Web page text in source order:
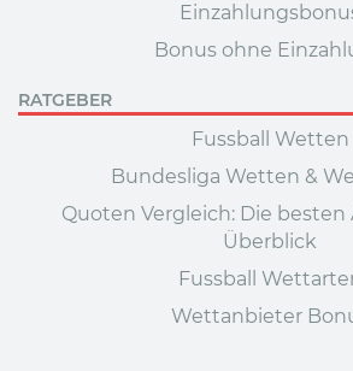
Bonus ohne
RATGEBER
Fussball Wetten
Bundesliga Wetten &
Quoten Vergleich: Die
Überblick
Fussball
Wettanbieter